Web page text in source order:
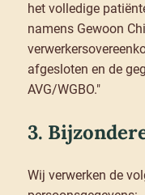
het volledige
namens Gewoon
afgesloten en de
AVG/WGBO."
3.
Wij verwerken de